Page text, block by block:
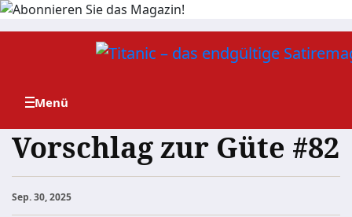
Zum
Vorschlag zur Güte #82
Sep. 30, 2025